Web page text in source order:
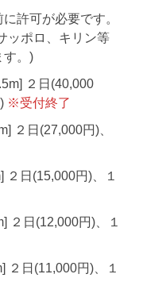
許可が必要です。
ッポロ、キリン等
す。)
２日(40,000
※受付終了
２日(27,000円)、
２日(15,000円)、１
２日(12,000円)、１
２日(11,000円)、１